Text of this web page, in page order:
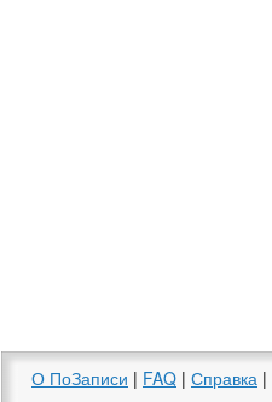
О ПоЗаписи | FAQ | Справка |